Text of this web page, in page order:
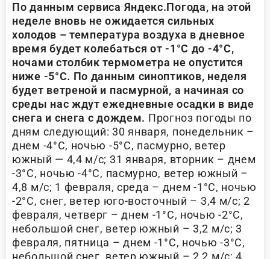
По данным сервиса Яндекс.Погода, на этой
неделе вновь не ожидается сильных
холодов – температура воздуха в дневное
время будет колебаться от -1°С до -4°С,
ночами столбик термометра не опустится
ниже -5°С. По данным синоптиков, неделя
будет ветреной и пасмурной, а начиная со
среды нас ждут ежедневные осадки в виде
снега и снега с дождем. Прогноз погоды по
дням следующий: 30 января, понедельник –
днем -4°С, ночью -5°С, пасмурно, ветер
южный — 4,4 м/с; 31 января, вторник – днем
-3°С, ночью -4°С, пасмурно, ветер южный –
4,8 м/с; 1 февраля, среда – днем -1°С, ночью
-2°С, снег, ветер юго-восточный – 3,4 м/с; 2
февраля, четверг – днем -1°С, ночью -2°С,
небольшой снег, ветер южный – 3,2 м/с; 3
февраля, пятница – днем -1°С, ночью -3°С,
небольшой снег, ветер южный – 2,2 м/с; 4